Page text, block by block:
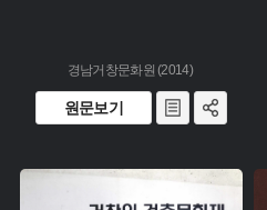
경남거창문화원 (2014)
원문보기